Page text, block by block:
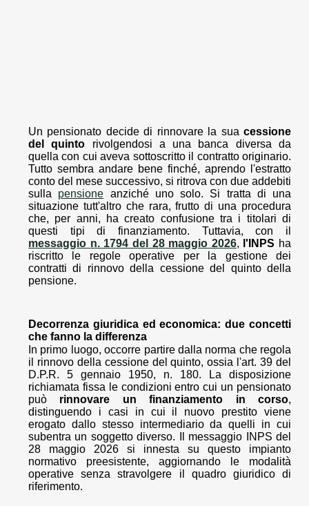
Un pensionato decide di rinnovare la sua cessione
del quinto rivolgendosi a una banca diversa da
quella con cui aveva sottoscritto il contratto originario.
Tutto sembra andare bene finché, aprendo l'estratto
conto del mese successivo, si ritrova con due addebiti
sulla pensione anziché uno solo. Si tratta di una
situazione tutt'altro che rara, frutto di una procedura
che, per anni, ha creato confusione tra i titolari di
questi tipi di finanziamento. Tuttavia, con il
messaggio n. 1794 del 28 maggio 2026, l'INPS ha
riscritto le regole operative per la gestione dei
contratti di rinnovo della cessione del quinto della
pensione.
Decorrenza giuridica ed economica: due concetti
che fanno la differenza
In primo luogo, occorre partire dalla norma che regola
il rinnovo della cessione del quinto, ossia l'art. 39 del
D.P.R. 5 gennaio 1950, n. 180. La disposizione
richiamata fissa le condizioni entro cui un pensionato
può rinnovare un finanziamento in corso,
distinguendo i casi in cui il nuovo prestito viene
erogato dallo stesso intermediario da quelli in cui
subentra un soggetto diverso. Il messaggio INPS del
28 maggio 2026 si innesta su questo impianto
normativo preesistente, aggiornando le modalità
operative senza stravolgere il quadro giuridico di
riferimento.